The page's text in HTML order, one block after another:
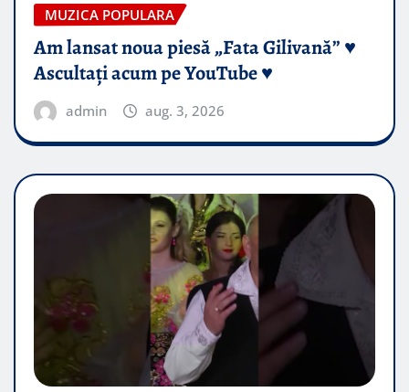
MUZICA POPULARA
Am lansat noua piesă „Fata Gilivană” ♥️
Ascultați acum pe YouTube ♥️
admin aug. 3, 2026